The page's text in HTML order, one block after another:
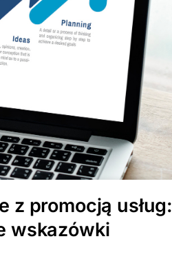
z promocją usług:
wskazówki